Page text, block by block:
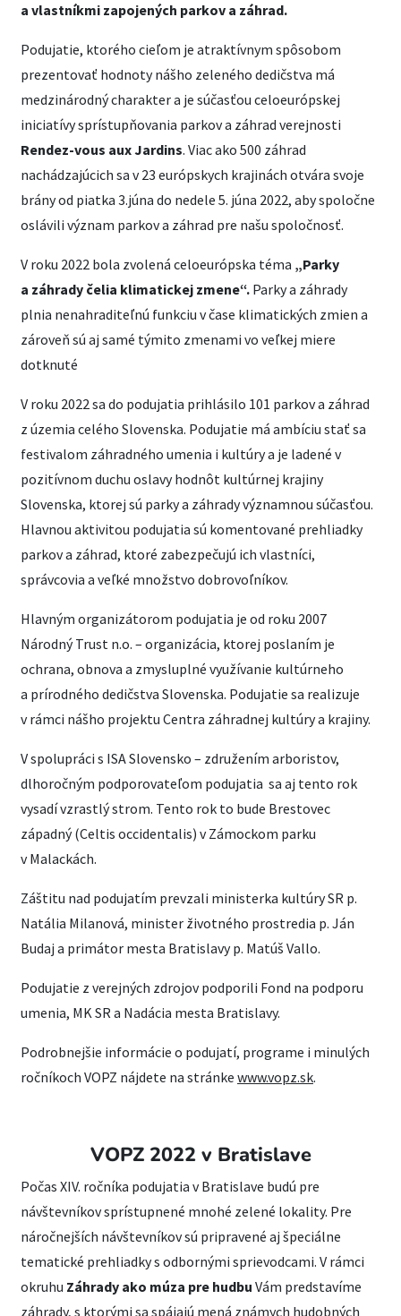
a vlastníkmi zapojených parkov a záhrad.
Podujatie, ktorého cieľom je atraktívnym spôsobom
prezentovať hodnoty nášho zeleného dedičstva má
medzinárodný charakter a je súčasťou celoeurópskej
iniciatívy sprístupňovania parkov a záhrad verejnosti
Rendez-vous aux Jardins. Viac ako 500 záhrad
nachádzajúcich sa v 23 európskych krajinách otvára svoje
brány od piatka 3.júna do nedele 5. júna 2022, aby spoločne
oslávili význam parkov a záhrad pre našu spoločnosť.
V roku 2022 bola zvolená celoeurópska téma „Parky
a záhrady čelia klimatickej zmene“. Parky a záhrady
plnia nenahraditeľnú funkciu v čase klimatických zmien a
zároveň sú aj samé týmito zmenami vo veľkej miere
dotknuté
V roku 2022 sa do podujatia prihlásilo 101 parkov a záhrad
z územia celého Slovenska. Podujatie má ambíciu stať sa
festivalom záhradného umenia i kultúry a je ladené v
pozitívnom duchu oslavy hodnôt kultúrnej krajiny
Slovenska, ktorej sú parky a záhrady významnou súčasťou.
Hlavnou aktivitou podujatia sú komentované prehliadky
parkov a záhrad, ktoré zabezpečujú ich vlastníci,
správcovia a veľké množstvo dobrovoľníkov.
Hlavným organizátorom podujatia je od roku 2007
Národný Trust n.o. – organizácia, ktorej poslaním je
ochrana, obnova a zmysluplné využívanie kultúrneho
a prírodného dedičstva Slovenska. Podujatie sa realizuje
v rámci nášho projektu Centra záhradnej kultúry a krajiny.
V spolupráci s ISA Slovensko – združením arboristov,
dlhoročným podporovateľom podujatia sa aj tento rok
vysadí vzrastlý strom. Tento rok to bude Brestovec
západný (Celtis occidentalis) v Zámockom parku
v Malackách.
Záštitu nad podujatím prevzali ministerka kultúry SR p.
Natália Milanová, minister životného prostredia p. Ján
Budaj a primátor mesta Bratislavy p. Matúš Vallo.
Podujatie z verejných zdrojov podporili Fond na podporu
umenia, MK SR a Nadácia mesta Bratislavy.
Podrobnejšie informácie o podujatí, programe i minulých
ročníkoch VOPZ nájdete na stránke www.vopz.sk.
VOPZ 2022 v Bratislave
Počas XIV. ročníka podujatia v Bratislave budú pre
návštevníkov sprístupnené mnohé zelené lokality. Pre
náročnejších návštevníkov sú pripravené aj špeciálne
tematické prehliadky s odbornými sprievodcami. V rámci
okruhu Záhrady ako múza pre hudbu Vám predstavíme
záhrady, s ktorými sa spájajú mená známych hudobných